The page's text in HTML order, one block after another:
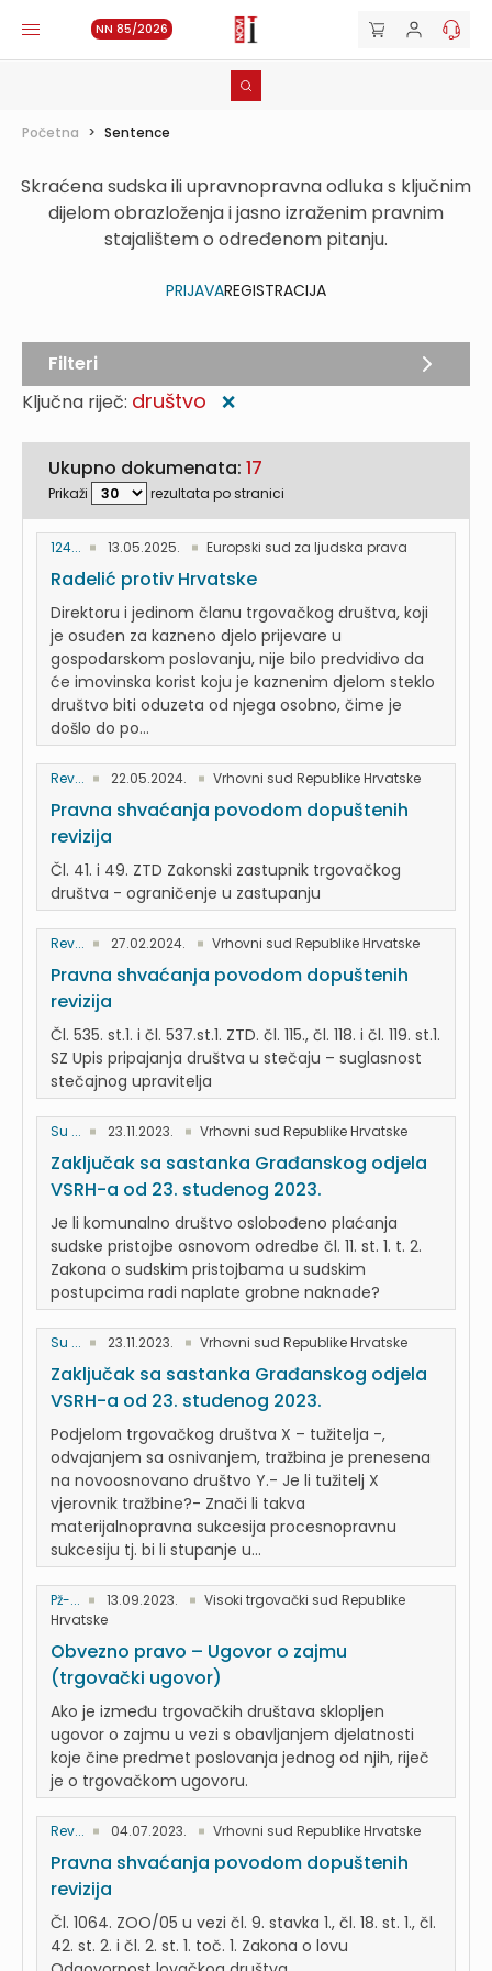
NN 85/2026
Početna > Sentence
Skraćena sudska ili upravnopravna odluka s ključnim
dijelom obrazloženja i jasno izraženim pravnim
stajalištem o određenom pitanju.
PRIJAVAREGISTRACIJA
Ključna riječ: društvo ❌
Ukupno dokumenata: 17
Prikaži rezultata po stranici
124... 13.05.2025. Europski sud za ljudska prava
Radelić protiv Hrvatske
Direktoru i jedinom članu trgovačkog društva, koji
je osuđen za kazneno djelo prijevare u
gospodarskom poslovanju, nije bilo predvidivo da
će imovinska korist koju je kaznenim djelom steklo
društvo biti oduzeta od njega osobno, čime je
došlo do po...
Rev... 22.05.2024. Vrhovni sud Republike Hrvatske
Pravna shvaćanja povodom dopuštenih
revizija
Čl. 41. i 49. ZTD Zakonski zastupnik trgovačkog
društva - ograničenje u zastupanju
Rev... 27.02.2024. Vrhovni sud Republike Hrvatske
Pravna shvaćanja povodom dopuštenih
revizija
Čl. 535. st.1. i čl. 537.st.1. ZTD. čl. 115., čl. 118. i čl. 119. st.1.
SZ Upis pripajanja društva u stečaju – suglasnost
stečajnog upravitelja
Su ... 23.11.2023. Vrhovni sud Republike Hrvatske
Zaključak sa sastanka Građanskog odjela
VSRH-a od 23. studenog 2023.
Je li komunalno društvo oslobođeno plaćanja
sudske pristojbe osnovom odredbe čl. 11. st. 1. t. 2.
Zakona o sudskim pristojbama u sudskim
postupcima radi naplate grobne naknade?
Su ... 23.11.2023. Vrhovni sud Republike Hrvatske
Zaključak sa sastanka Građanskog odjela
VSRH-a od 23. studenog 2023.
Podjelom trgovačkog društva X – tužitelja -,
odvajanjem sa osnivanjem, tražbina je prenesena
na novoosnovano društvo Y.- Je li tužitelj X
vjerovnik tražbine?- Znači li takva
materijalnopravna sukcesija procesnopravnu
sukcesiju tj. bi li stupanje u...
Pž-... 13.09.2023.
Visoki trgovački sud Republike
Hrvatske
Obvezno pravo – Ugovor o zajmu
(trgovački ugovor)
Ako je između trgovačkih društava sklopljen
ugovor o zajmu u vezi s obavljanjem djelatnosti
koje čine predmet poslovanja jednog od njih, riječ
je o trgovačkom ugovoru.
Rev... 04.07.2023. Vrhovni sud Republike Hrvatske
Pravna shvaćanja povodom dopuštenih
revizija
Čl. 1064. ZOO/05 u vezi čl. 9. stavka 1., čl. 18. st. 1., čl.
42. st. 2. i čl. 2. st. 1. toč. 1. Zakona o lovu
Filteri